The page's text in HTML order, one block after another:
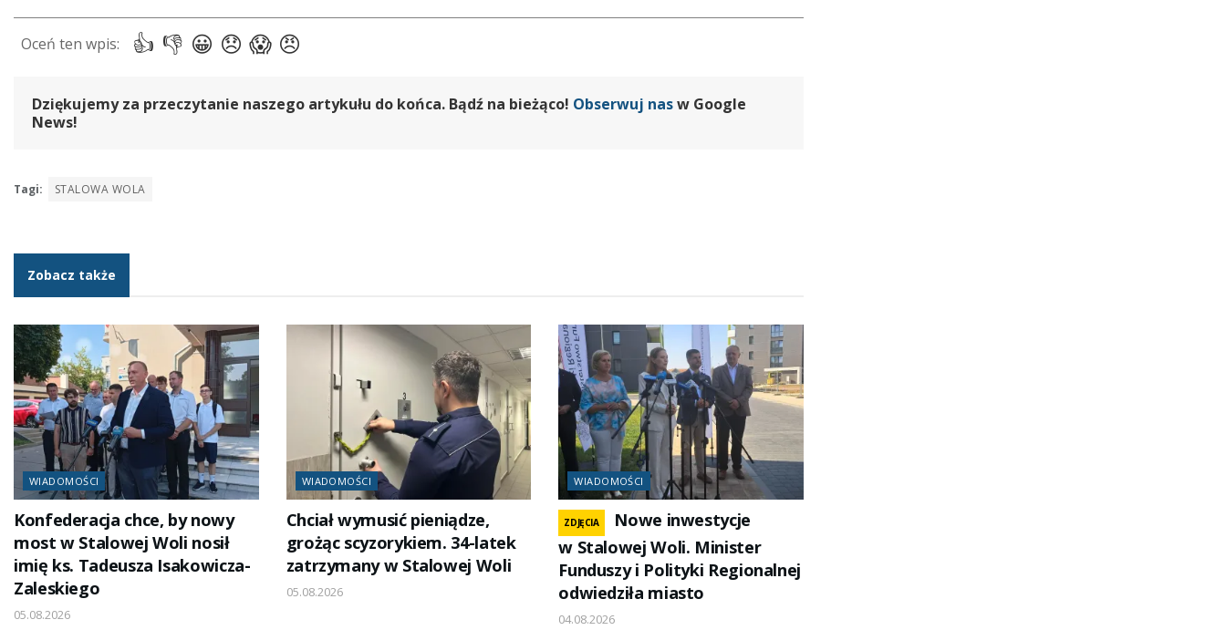
Dziękujemy za przeczytanie naszego artykułu do końca. Bądź na bieżąco! Obserwuj nasw Google
News!
Tagi: STALOWA WOLA
Zobacz także
WIADOMOŚCI
Konfederacja chce, by nowy
most w Stalowej Woli nosił
imię ks. Tadeusza Isakowicza-
Zaleskiego
05.08.2026
WIADOMOŚCI
Chciał wymusić pieniądze,
grożąc scyzorykiem. 34-latek
zatrzymany w Stalowej Woli
05.08.2026
WIADOMOŚCI
ZDJĘCIA
Nowe inwestycje
w Stalowej Woli. Minister
Funduszy i Polityki Regionalnej
odwiedziła miasto
04.08.2026